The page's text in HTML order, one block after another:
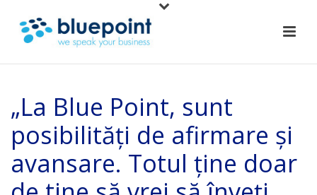
„La Blue Point, sunt
posibilități de afirmare și
avansare. Totul ține doar